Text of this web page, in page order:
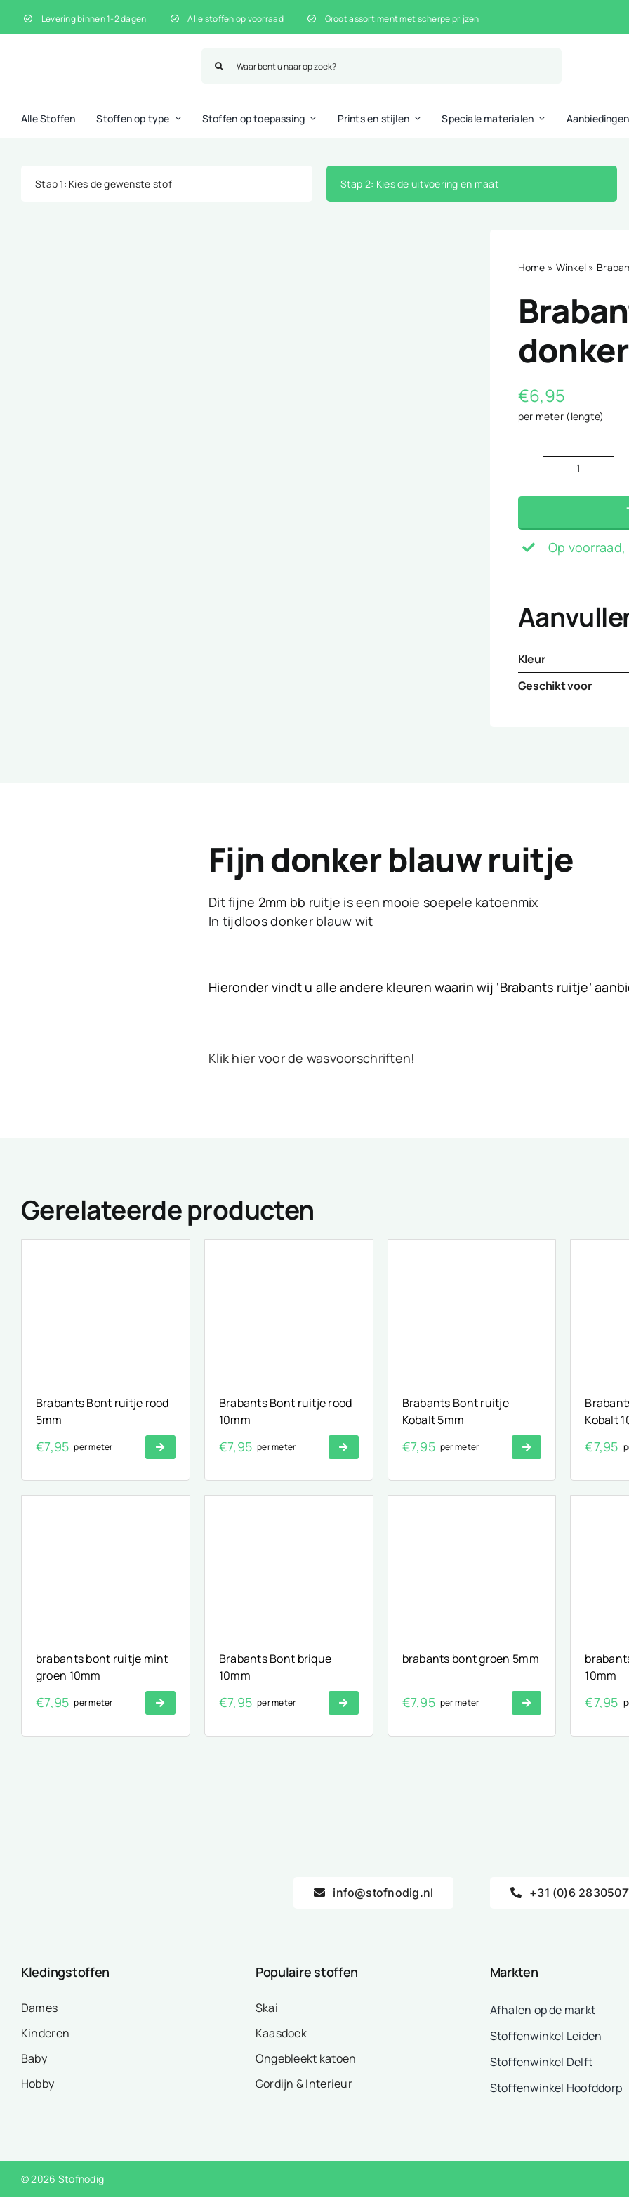
naar
Levering binnen 1-2 dagen Alle stoffen op voorraad Groot assortiment met scherpe prijzen
naar:
Alle Stoffen Stoffen op type Stoffen op toepassing Prints en stijlen Speciale materialen Aanbiedingen
Stap 1: Kies de gewenste stof Stap 2: Kies de uitvoering en maat
Home » Winkel »
€6,95
per meter (lengte)
Brabants
Bont
donker
blauw
Op
Kleur
Geschikt voor
Fijn donker blauw ruitje
Dit fijne 2mm bb ruitje is een mooie soepele katoenmix
In tijdloos donker blauw wit
Hieronder vindt u alle andere kleuren waarin wij ‘Brabants ruitje’
Klik hier voor de wasvoorschriften!
Gerelateerde producten
Brabants Bont ruitje rood
5mm
€7,95 per meter
Brabants Bont ruitje rood
10mm
€7,95 per meter
Brabants Bont ruitje
Kobalt 5mm
€7,95 per meter
Kobalt
€7,95
brabants bont ruitje mint
groen 10mm
€7,95 per meter
Brabants Bont brique
10mm
€7,95 per meter
brabants bont groen 5mm
€7,95 per meter
10mm
€7,95
info@stofnodig.nl +31 (0)6
Kledingstoffen
Dames
Kinderen
Baby
Hobby
Populaire stoffen
Skai
Kaasdoek
Ongebleekt katoen
Gordijn & Interieur
Markten
Afhalen op de markt
Stoffenwinkel Leiden
Stoffenwinkel Delft
Stoffenwinkel Hoofddorp
© 2026 Stofnodig